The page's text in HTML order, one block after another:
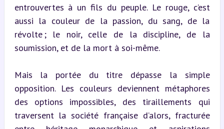
entrouvertes à un fils du peuple. Le rouge, c’est
aussi la couleur de la passion, du sang, de la
révolte ; le noir, celle de la discipline, de la
soumission, et de la mort à soi-même.
Mais la portée du titre dépasse la simple
opposition. Les couleurs deviennent métaphores
des options impossibles, des tiraillements qui
traversent la société française d’alors, fracturée